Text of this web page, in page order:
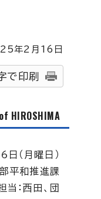
年2月 16 日
で印刷
HIROSHIMA
（月曜日）
平和推進課
：西田、団